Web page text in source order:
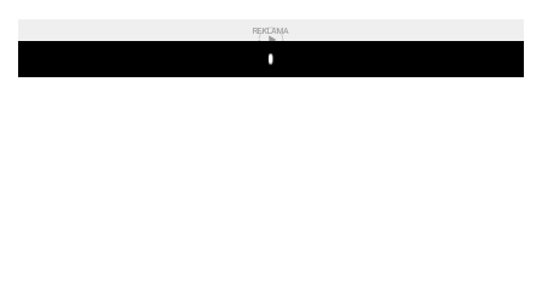
REKLAMA
Play